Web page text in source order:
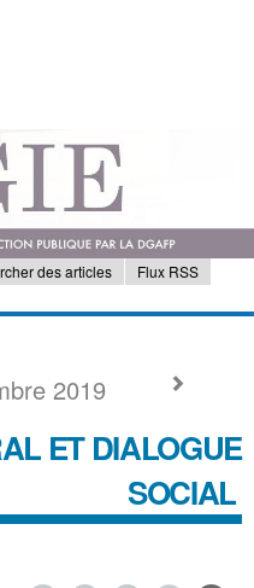
des articles
Flux RSS
2019
ET DIALOGUE
SOCIAL